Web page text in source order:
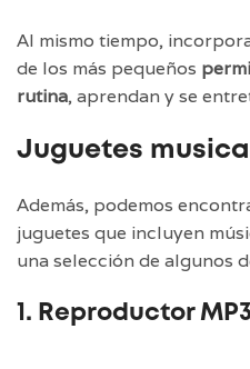
Al mismo tiempo,
de los más pequeños
rutina, aprendan y se
Juguetes
Además, podemos
juguetes que incluyen
una selección de algunos
1. Reproductor